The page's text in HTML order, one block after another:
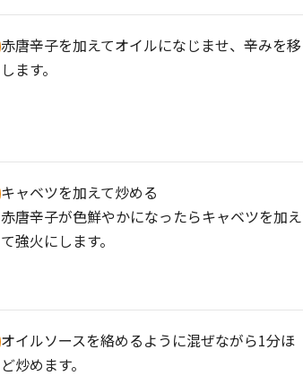
赤唐辛子を加えてオイルになじませ、辛みを移
します。
キャベツを加えて炒める
赤唐辛子が色鮮やかになったらキャベツを加え
て強火にします。
オイルソースを絡めるように混ぜながら1分ほ
ど炒めます。